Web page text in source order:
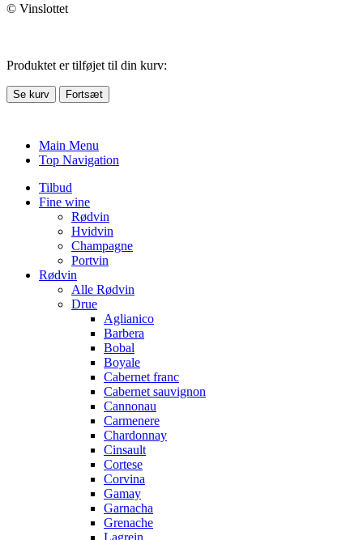
© Vinslottet
Produktet er tilføjet til din kurv:
Se kurv Fortsæt
Main Menu
Top Navigation
Tilbud
Fine wine
Rødvin
Hvidvin
Champagne
Portvin
Rødvin
Alle Rødvin
Drue
Aglianico
Barbera
Bobal
Boyale
Cabernet franc
Cabernet sauvignon
Cannonau
Carmenere
Chardonnay
Cinsault
Cortese
Corvina
Gamay
Garnacha
Grenache
Lagrein